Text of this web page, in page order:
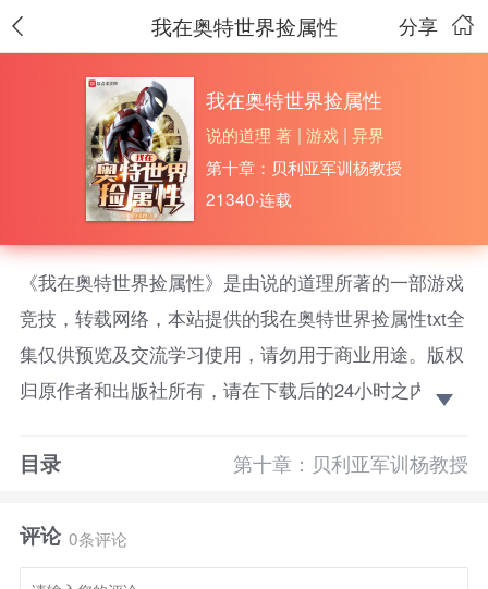
分享
我在奥特世界捡属性
我在奥特世界捡属性
说的道理 著 | 游戏 | 异界
第十章：贝利亚军训杨教授
21340·连载
《我在奥特世界捡属性》是由说的道理所著的一部游戏
竞技，转载网络，本站提供的我在奥特世界捡属性txt全
集仅供预览及交流学习使用，请勿用于商业用途。版权
归原作者和出版社所有，请在下载后的24小时之内删
利亚被雷布朗多附身黑化的命运。在大宇宙意志的指引
“救赎”之路。PS1:不搞阴谋论，不毁原剧人设，欢乐
目录 第十章：贝利亚军训杨教授
评论 0条评论